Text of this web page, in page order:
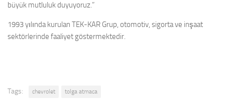
büyük mutluluk duyuyoruz.”
1993 yılında kurulan TEK-KAR Grup, otomotiv, sigorta ve inşaat
sektörlerinde faaliyet göstermektedir.
Tags: chevrolet tolga atmaca